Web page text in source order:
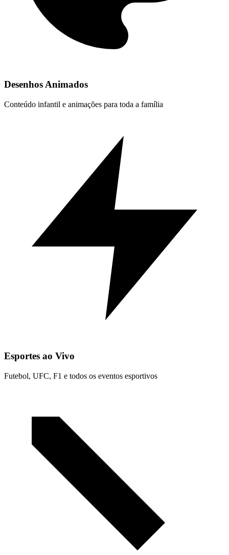
Desenhos Animados
Conteúdo infantil e animações para toda a família
Esportes ao Vivo
Futebol, UFC, F1 e todos os eventos esportivos